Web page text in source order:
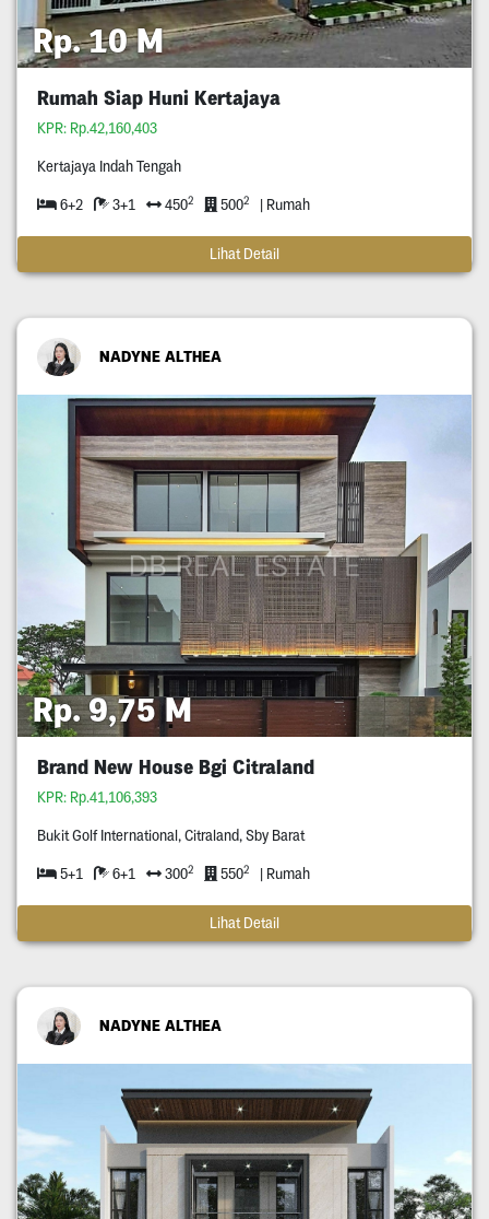
Rp. 10 M
Rumah Siap Huni Kertajaya
KPR: Rp.42,160,403
Kertajaya Indah Tengah
6+2 3+1 4502 5002 | Rumah
Lihat Detail
NADYNE ALTHEA
Rp. 9,75 M
Brand New House Bgi Citraland
KPR: Rp.41,106,393
Bukit Golf International, Citraland, Sby Barat
5+1 6+1 3002 5502 | Rumah
Lihat Detail
NADYNE ALTHEA